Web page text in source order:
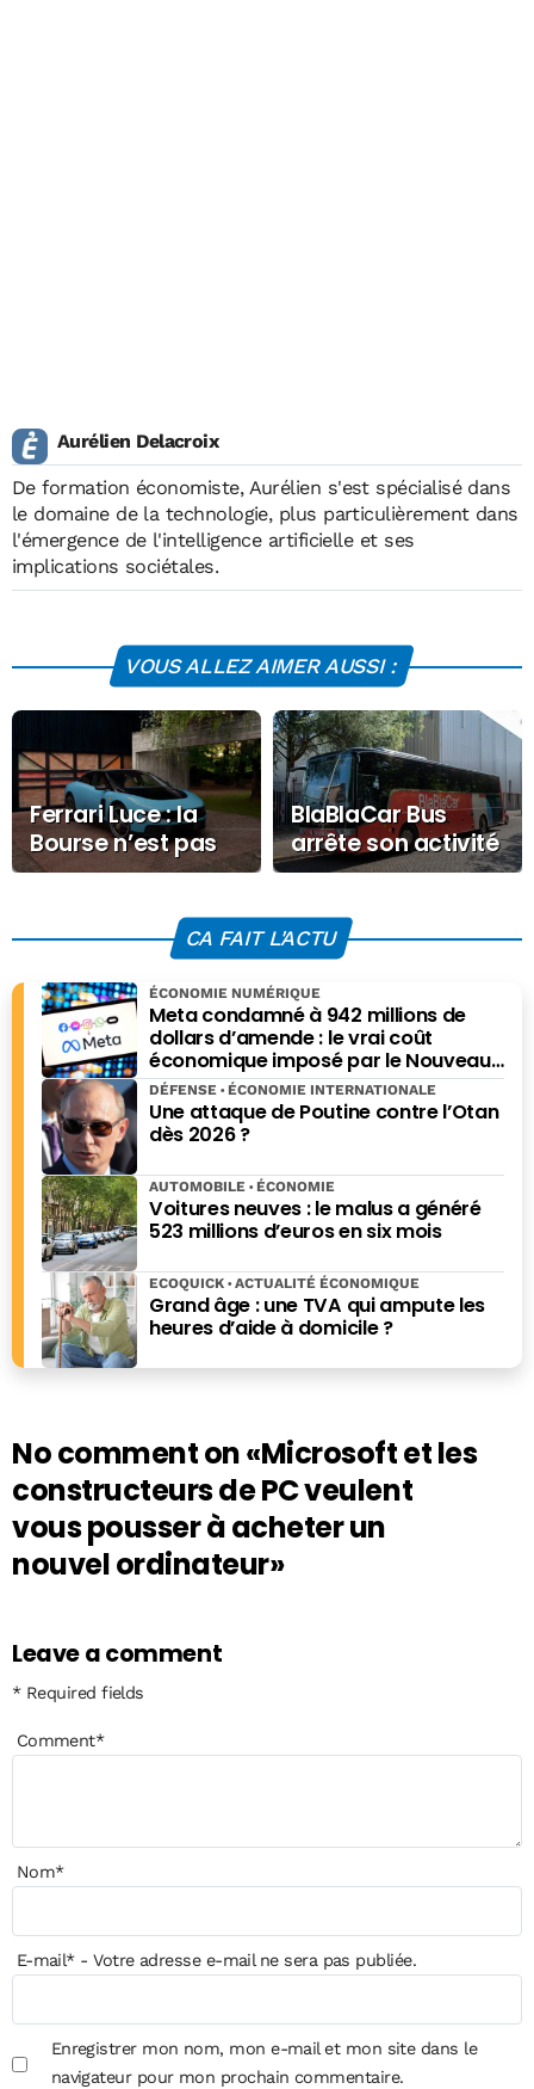
Aurélien Delacroix
De formation économiste, Aurélien s'est spécialisé dans
le domaine de la technologie, plus particulièrement dans
l'émergence de l'intelligence artificielle et ses
implications sociétales.
VOUS ALLEZ AIMER AUSSI :
Ferrari Luce : la
Bourse n’est pas
convaincue
BlaBlaCar Bus
arrête son activité
après de lourdes
CA FAIT L'ACTU
Meta condamné à 942 millions de
dollars d’amende : le vrai coût
économique imposé par le Nouveau-
Mexique
ÉCONOMIE NUMÉRIQUE
Une attaque de Poutine contre l’Otan
dès 2026 ?
DÉFENSE ÉCONOMIE INTERNATIONALE
Voitures neuves : le malus a généré
523 millions d’euros en six mois
AUTOMOBILE ÉCONOMIE
Grand âge : une TVA qui ampute les
heures d’aide à domicile ?
ECOQUICK ACTUALITÉ ÉCONOMIQUE
No comment on«Microsoft et les
constructeurs de PC veulent
vous pousser à acheter un
nouvel ordinateur»
Leave a comment
* Required fields
Comment*
Nom*
E-mail*- Votre adresse e-mail ne sera pas publiée.
Enregistrer mon nom, mon e-mail et mon site dans le
navigateur pour mon prochain commentaire.